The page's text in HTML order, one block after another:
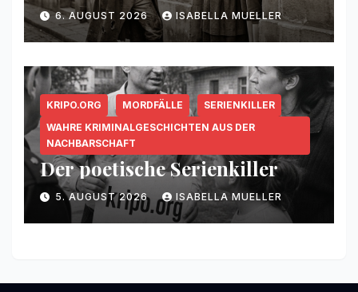
6. AUGUST 2026 ISABELLA MUELLER
KRIPO.ORG MORDFÄLLE
SERIENKILLER
WAHRE KRIMINALGESCHICHTEN AUS DER
NACHBARSCHAFT
Der poetische Serienkiller
5. AUGUST 2026 ISABELLA MUELLER